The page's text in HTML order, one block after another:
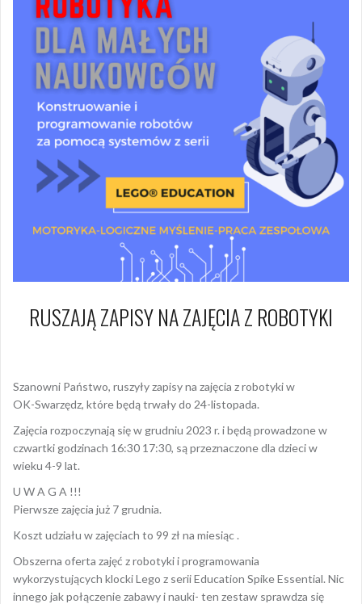
RUSZAJĄ ZAPISY NA ZAJĘCIA Z ROBOTYKI
Szanowni Państwo, ruszyły zapisy na zajęcia z robotyki w
OK-Swarzędz, które będą trwały do 24-listopada.
Zajęcia rozpoczynają się w grudniu 2023 r. i będą prowadzone w
czwartki godzinach 16:30 17:30, są przeznaczone dla dzieci w
wieku 4-9 lat.
U W A G A !!!
Pierwsze zajęcia już 7 grudnia.
Koszt udziału w zajęciach to 99 zł na miesiąc .
Obszerna oferta zajęć z robotyki i programowania
wykorzystujących klocki Lego z serii Education Spike Essential. Nic
innego jak połączenie zabawy i nauki- ten zestaw sprawdza się